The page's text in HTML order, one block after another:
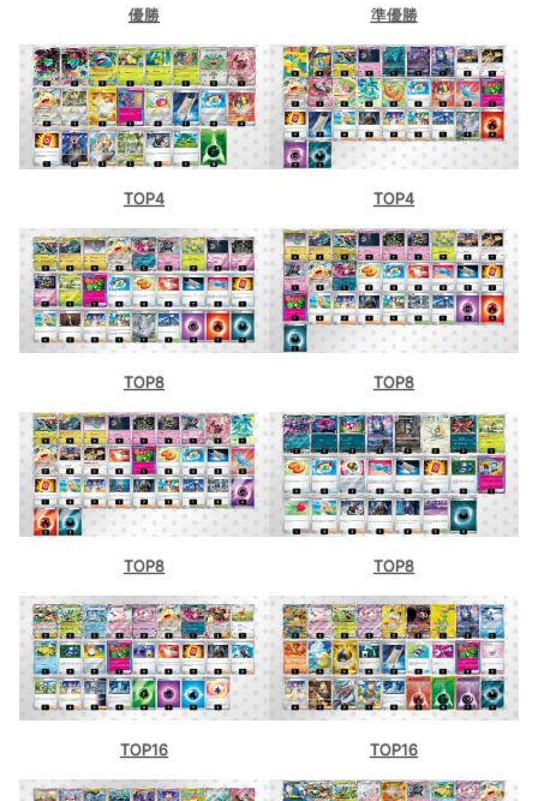
優勝 準優勝
TOP4 TOP4
TOP8 TOP8
TOP8 TOP8
TOP16 TOP16